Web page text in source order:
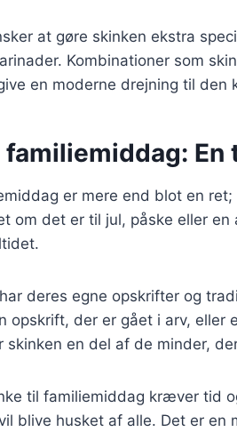
at gøre skinken ekstra
Kombinationer som
en moderne drejning til den
familiemiddag:
er mere end blot en
om det er til jul, påske eller
deres egne opskrifter og
opskrift, der er gået i arv, eller
skinken en del af de minder,
til familiemiddag kræver tid
blive husket af alle. Det er en